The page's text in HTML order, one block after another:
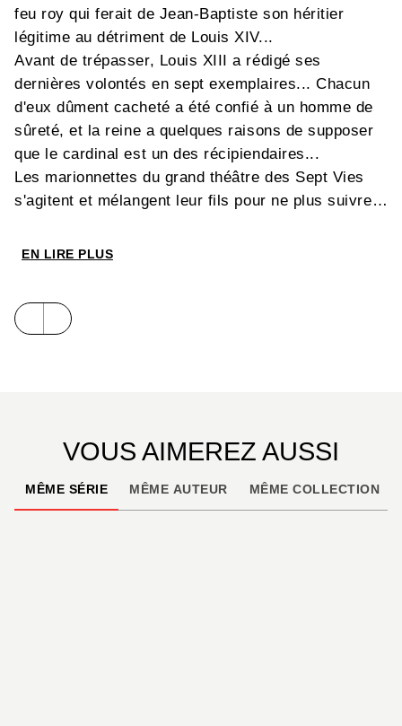
feu roy qui ferait de Jean-Baptiste son héritier
légitime au détriment de Louis XIV...
Avant de trépasser, Louis XIII a rédigé ses
dernières volontés en sept exemplaires... Chacun
d'eux dûment cacheté a été confié à un homme de
sûreté, et la reine a quelques raisons de supposer
que le cardinal est un des récipiendaires...
Les marionnettes du grand théâtre des Sept Vies
s'agitent et mélangent leur fils pour ne plus suivre
extraordinaire de
de talent. C'est le dernier volume du
série qui s'achève en beauté avant la conclusion
EN LIRE PLUS
VOUS AIMEREZ AUSSI
MÊME SÉRIE MÊME AUTEUR MÊME COLLECTION